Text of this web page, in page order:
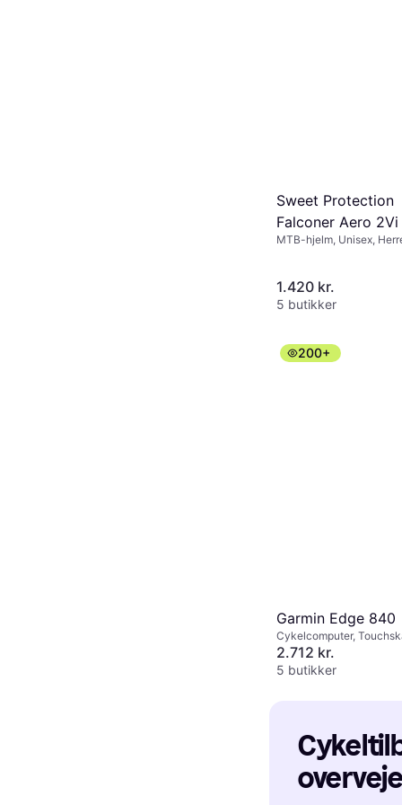
Sweet Protection
Falconer Aero 2Vi
Sykkelhjelm -
MTB-hjelm, Unisex,
1.420 kr.
5 butikker
200+
Garmin Edge 840
Cykelcomputer,
Farveskærm, ANT+
2.712 kr.
5 butikker